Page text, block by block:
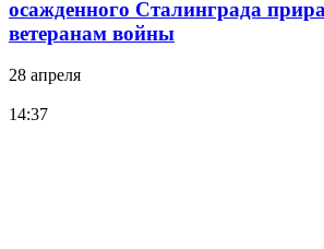
осажденного Сталинграда
ветеранам войны
28 апреля
14:37